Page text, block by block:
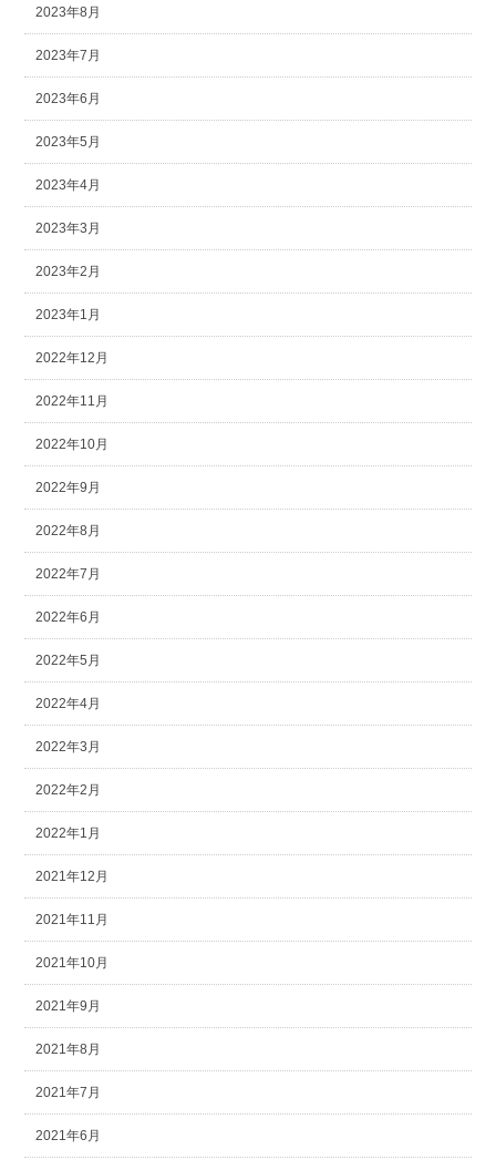
2023年8月
2023年7月
2023年6月
2023年5月
2023年4月
2023年3月
2023年2月
2023年1月
2022年12月
2022年11月
2022年10月
2022年9月
2022年8月
2022年7月
2022年6月
2022年5月
2022年4月
2022年3月
2022年2月
2022年1月
2021年12月
2021年11月
2021年10月
2021年9月
2021年8月
2021年7月
2021年6月